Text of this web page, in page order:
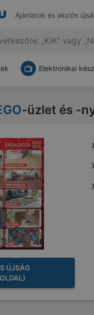
Ajánlatok és akciós
Elektronikai
-üzlet és -
ÚJSÁG